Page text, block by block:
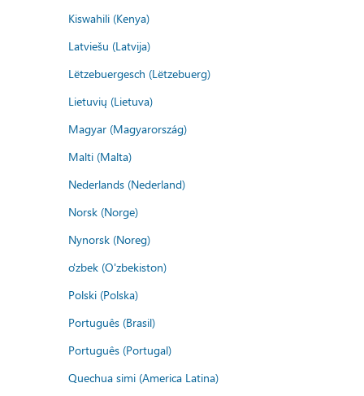
Kiswahili (Kenya)
Latviešu (Latvija)
Lëtzebuergesch (Lëtzebuerg)
Lietuvių (Lietuva)
Magyar (Magyarország)
Malti (Malta)
Nederlands (Nederland)
Norsk (Norge)
Nynorsk (Noreg)
o'zbek (O'zbekiston)
Polski (Polska)
Português (Brasil)
Português (Portugal)
Quechua simi (America Latina)